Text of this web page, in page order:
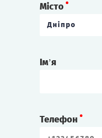
Місто
Дніпро
Ім’я
Телефон